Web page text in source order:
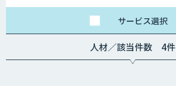
サービス選択
人材／該当件数 4件